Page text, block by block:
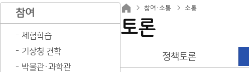
참여
체험학습
기상청 견학
박물관·과학관
참여·소통 소통
토론
정책토론